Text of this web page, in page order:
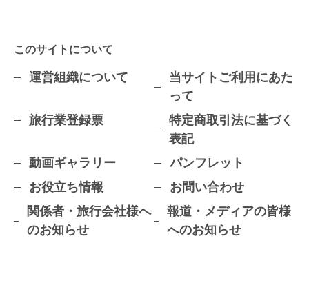
このサイトについて
運営組織について
当サイトご利用にあた
って
旅行業登録票
特定商取引法に基づく
表記
動画ギャラリー
パンフレット
お役立ち情報
お問い合わせ
関係者・旅行会社様へ
のお知らせ
報道・メディアの皆様
へのお知らせ